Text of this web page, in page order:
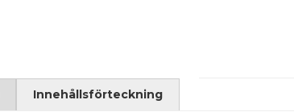
Innehållsförteckning